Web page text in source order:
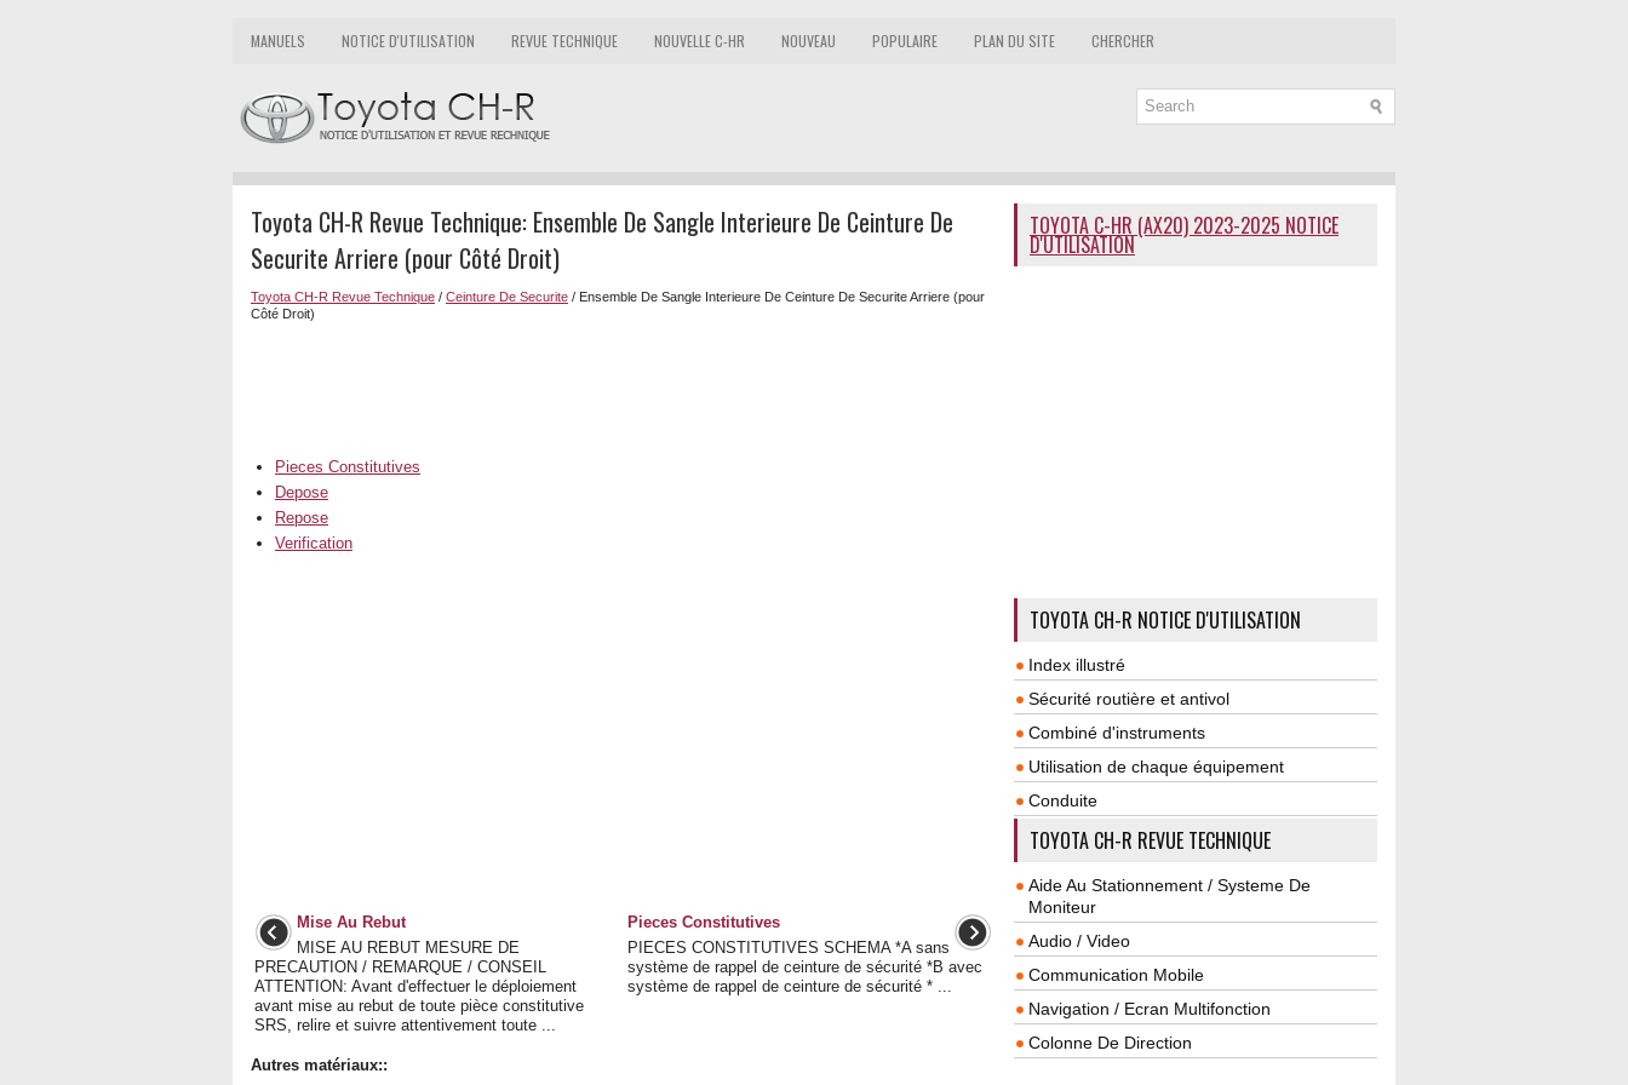
MANUELS NOTICE D'UTILISATION REVUE TECHNIQUE NOUVELLE C-HR NOUVEAU POPULAIRE PLAN DU SITE CHERCHER
Toyota CH-R Revue Technique: Ensemble De Sangle Interieure De Ceinture De
Securite Arriere (pour Côté Droit)
Toyota CH-R Revue Technique / Ceinture De Securite / Ensemble De Sangle Interieure De Ceinture De Securite Arriere (pour
Côté Droit)
Pieces Constitutives
Depose
Repose
Verification
Mise Au Rebut
MISE AU REBUT MESURE DE
PRECAUTION / REMARQUE / CONSEIL
ATTENTION: Avant d'effectuer le déploiement
avant mise au rebut de toute pièce constitutive
SRS, relire et suivre attentivement toute ...
Pieces Constitutives
PIECES CONSTITUTIVES SCHEMA *A sans
système de rappel de ceinture de sécurité *B avec
système de rappel de ceinture de sécurité * ...
Autres matériaux::
TOYOTA C-HR (AX20) 2023-2025 NOTICE
D'UTILISATION
TOYOTA CH-R NOTICE D'UTILISATION
Index illustré
Sécurité routière et antivol
Combiné d'instruments
Utilisation de chaque équipement
Conduite
TOYOTA CH-R REVUE TECHNIQUE
Aide Au Stationnement / Systeme De
Moniteur
Audio / Video
Communication Mobile
Navigation / Ecran Multifonction
Colonne De Direction